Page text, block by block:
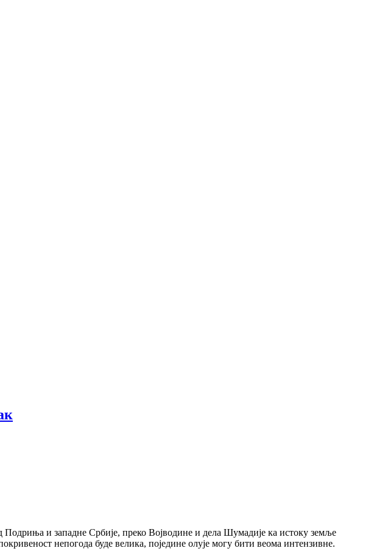
Подриња и западне Србије, преко Војводине и дела Шумадије ка истоку земље
непогода буде велика, поједине олује могу бити веома интензивне.